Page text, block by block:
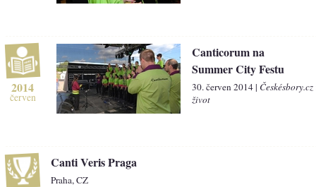
2014
červen
Canticorum na
Summer City Festu
30. červen 2014 |
život
Canti Veris Praga
Praha, CZ